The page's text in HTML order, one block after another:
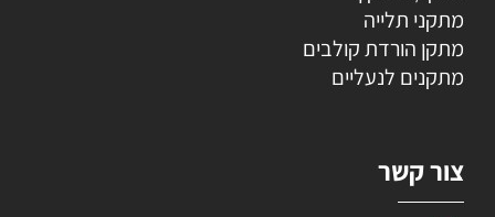
מתקני תלייה
מתקן הורדת קולבים
מתקנים לנעליים
צור קשר